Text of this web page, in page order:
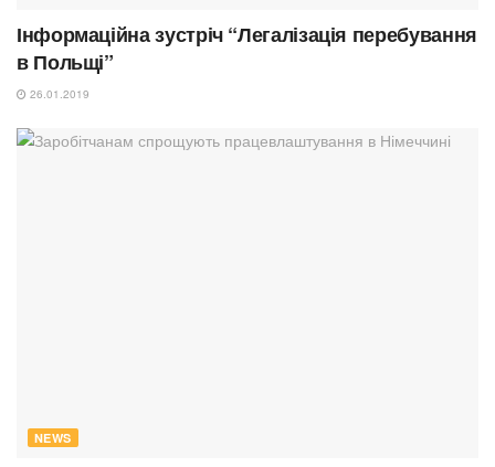
Інформаційна зустріч “Легалізація перебування
в Польщі”
26.01.2019
NEWS